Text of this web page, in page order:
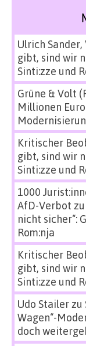
Ulrich Sander,
gibt, sind wir
Sinti:zze und
Grüne & Volt
Millionen
Kritischer
gibt, sind wir
Sinti:zze und
1000
AfD-Verbot zu
nicht sicher“:
Rom:nja
Kritischer
gibt, sind wir
Sinti:zze und
Udo Stailerzu
Wagen“-
doch